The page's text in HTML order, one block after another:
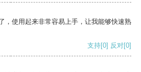
，使用起来非常容易上手，让我能够快速熟
支持[0] 反对[0]